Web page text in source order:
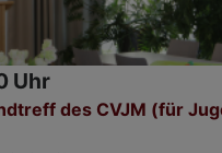
Uhr
des CVJM (für